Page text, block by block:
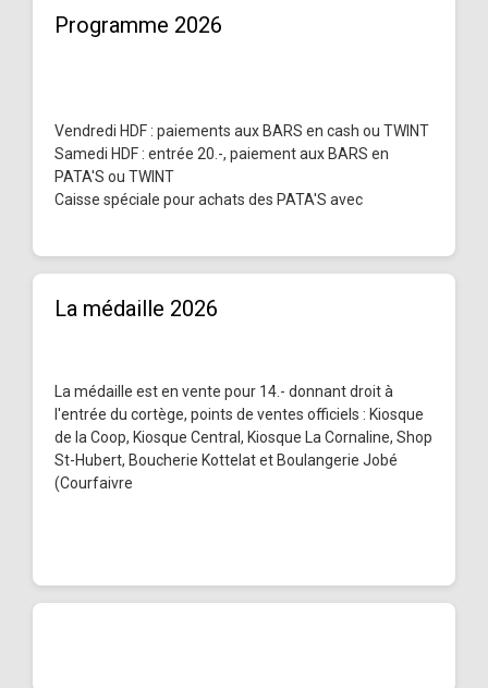
Programme 2026
Vendredi HDF : paiements aux BARS en cash ou TWINT
Samedi HDF : entrée 20.-, paiement aux BARS en
PATA'S ou TWINT
Caisse spéciale pour achats des PATA'S avec
La médaille 2026
La médaille est en vente pour 14.- donnant droit à
l'entrée du cortège, points de ventes officiels : Kiosque
de la Coop, Kiosque Central, Kiosque La Cornaline, Shop
St-Hubert, Boucherie Kottelat et Boulangerie Jobé
(Courfaivre